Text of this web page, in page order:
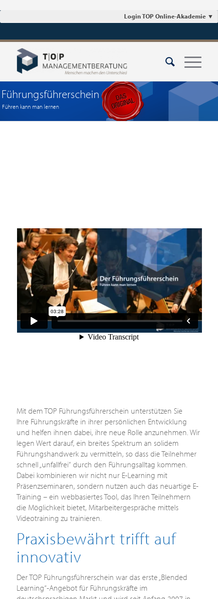
Login TOP Online-Akademie ▼
Führen kann man lernen
Führungsführerschein
Mit dem TOP Führungsführerschein unterstützen Sie
Ihre Führungskräfte in ihrer persönlichen Entwicklung
und helfen ihnen dabei, ihre neue Rolle anzunehmen. Wir
legen Wert darauf, ein breites Spektrum an solidem
Führungshandwerk zu vermitteln, so dass die Teilnehmer
schnell „unfallfrei“ durch den Führungsalltag kommen.
Dabei kombinieren wir nicht nur E-Learning mit
Präsenzseminaren, sondern nutzen auch das neuartige E-
Training – ein webbasiertes Tool, das Ihren Teilnehmern
die Möglichkeit bietet, Mitarbeitergespräche mittels
Videotraining zu trainieren.
Praxisbewährt trifft auf
innovativ
Der TOP Führungsführerschein war das erste „Blended
Learning“-Angebot für Führungskräfte im